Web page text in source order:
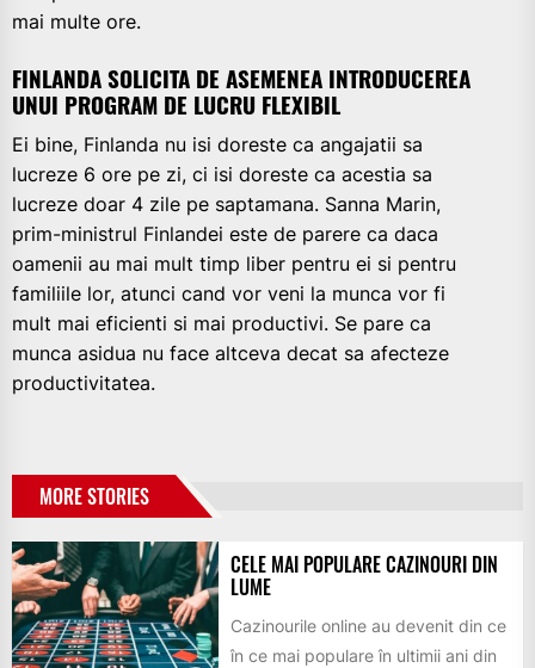
mai multe ore.
FINLANDA SOLICITA DE ASEMENEA INTRODUCEREA
UNUI PROGRAM DE LUCRU FLEXIBIL
Ei bine, Finlanda nu isi doreste ca angajatii sa
lucreze 6 ore pe zi, ci isi doreste ca acestia sa
lucreze doar 4 zile pe saptamana. Sanna Marin,
prim-ministrul Finlandei este de parere ca daca
oamenii au mai mult timp liber pentru ei si pentru
familiile lor, atunci cand vor veni la munca vor fi
mult mai eficienti si mai productivi. Se pare ca
munca asidua nu face altceva decat sa afecteze
productivitatea.
MORE STORIES
CELE MAI POPULARE CAZINOURI DIN
LUME
Cazinourile online au devenit din ce
în ce mai populare în ultimii ani din